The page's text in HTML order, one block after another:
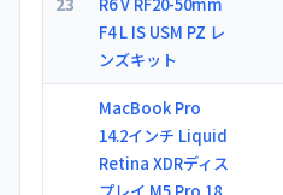
F4 L IS USM PZ レ
ンズキット
MacBook Pro
14.2インチ Liquid
Retina XDRディス